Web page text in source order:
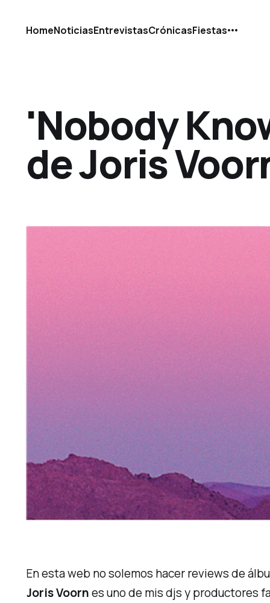
HomeNoticiasEntrevistasCrónicasFiestas
'Nobody
de Joris
En esta web no solemos hacerreviewsde
Joris Voornes uno de mis djs y productores